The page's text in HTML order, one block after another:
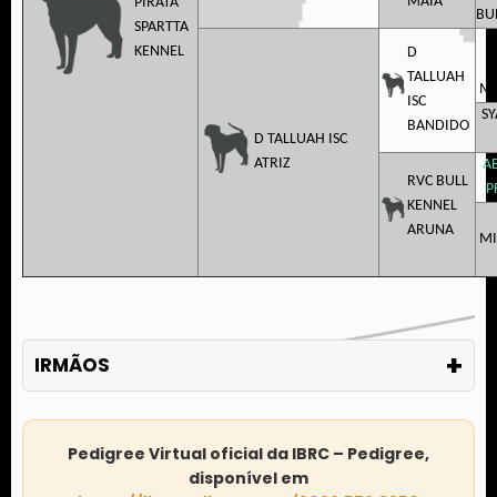
SPARTTA
KENNEL
D TALLUAH ISC
ATRIZ
D
TALLUAH
ISC
BANDIDO
RVC BULL
KENNEL
ARUNA
IRMÃOS +
Pedigree Virtual oficial da IBRC – Pedigree,
disponível em